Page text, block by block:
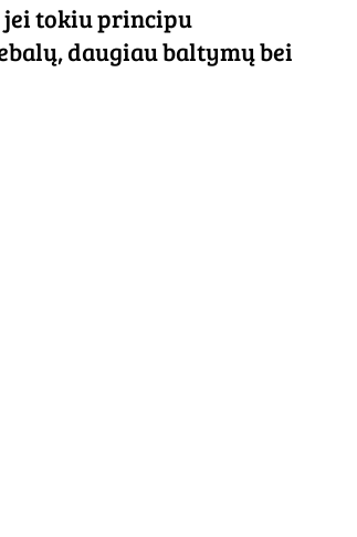
jei tokiu principu
daugiau baltymų bei